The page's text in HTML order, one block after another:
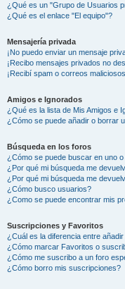
¿Qué es un "Grupo de Usuarios
¿Qué es el enlace "El equipo"?
Mensajería privada
¡No puedo enviar un mensaje
¡Recibo mensajes privados no
¡Recibí spam o correos
Amigos e Ignorados
¿Qué es la lista de Mis Amigos e
¿Cómo se puede añadir o borrar
Búsqueda en los foros
¿Cómo se puede buscar en uno
¿Por qué mi búsqueda me
¿Por qué mi búsqueda me
¿Cómo busco usuarios?
¿Como se puede encontrar mis
Suscripciones y Favoritos
¿Cuál es la diferencia entre
¿Cómo marcar Favoritos o
¿Cómo me suscribo a un foro
¿Cómo borro mis suscripciones?